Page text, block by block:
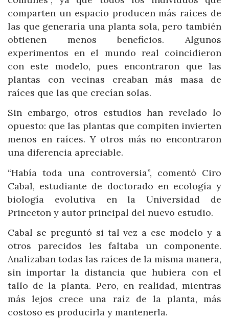
comparten un espacio producen más raíces de
las que generaría una planta sola, pero también
obtienen menos beneficios. Algunos
experimentos en el mundo real coincidieron
con este modelo, pues encontraron que las
plantas con vecinas creaban más masa de
raíces que las que crecían solas.
Sin embargo, otros estudios han revelado lo
opuesto: que las plantas que compiten invierten
menos en raíces. Y otros más no encontraron
una diferencia apreciable.
“Había toda una controversia”, comentó Ciro
Cabal, estudiante de doctorado en ecología y
biología evolutiva en la Universidad de
Princeton y autor principal del nuevo estudio.
Cabal se preguntó si tal vez a ese modelo y a
otros parecidos les faltaba un componente.
Analizaban todas las raíces de la misma manera,
sin importar la distancia que hubiera con el
tallo de la planta. Pero, en realidad, mientras
más lejos crece una raíz de la planta, más
costoso es producirla y mantenerla.